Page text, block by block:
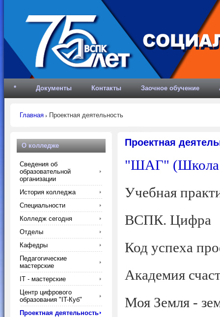
* Документы Контакты Заочное обучение
Главная Проектная деятельность
Проектная
"ШАГ" (Школа
Учебная
ВСПК. Цифра
Код успеха
Академия
Моя Земля -
О колледже
Сведения об
образовательной
организации
История колледжа
Специальности
Колледж сегодня
Отделы
Кафедры
Педагогические
мастерские
IT - мастерские
Центр цифрового
образования "IT-Куб"
Проектная деятельность